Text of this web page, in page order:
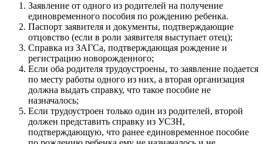
Заявление от одного из родителей на получение
единовременного пособия по рождению ребенка.
Паспорт заявителя и документы, подтверждающие
отцовство (если в роли заявителя выступает отец);
Справка из ЗАГСа, подтверждающая рождение и
регистрацию новорожденного;
Если оба родителя трудоустроены, то заявление подается
по месту работы одного из них, а вторая организация
должна выдать справку, что такое пособие не
назначалось;
Если трудоустроен только один из родителей, второй
должен представить справку из УСЗН,
подтверждающую, что ранее единовременное пособие